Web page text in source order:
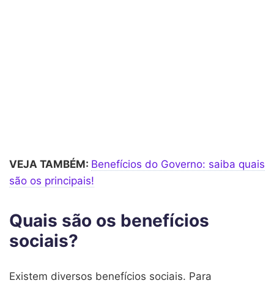
VEJA TAMBÉM: Benefícios do Governo: saiba quais
são os principais!
Quais são os benefícios
sociais?
Existem diversos benefícios sociais. Para